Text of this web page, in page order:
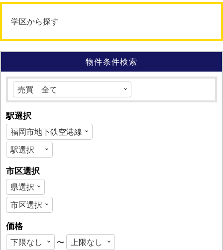
学区から探す
物件条件検索
駅選択
市区選択
価格
〜